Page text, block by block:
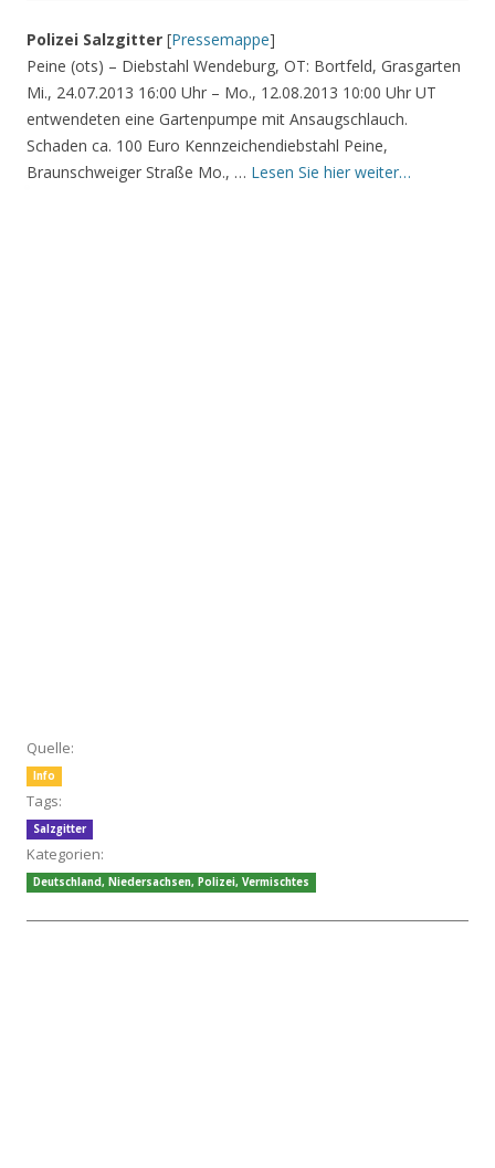
Polizei Salzgitter [Pressemappe]
Peine (ots) – Diebstahl Wendeburg, OT: Bortfeld, Grasgarten
Mi., 24.07.2013 16:00 Uhr – Mo., 12.08.2013 10:00 Uhr UT
entwendeten eine Gartenpumpe mit Ansaugschlauch.
Schaden ca. 100 Euro Kennzeichendiebstahl Peine,
Braunschweiger Straße Mo., … Lesen Sie hier weiter…
Quelle:
Info
Tags:
Salzgitter
Kategorien:
Deutschland, Niedersachsen, Polizei, Vermischtes